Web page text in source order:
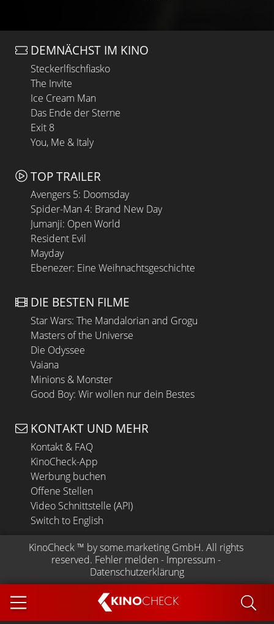
KINOCHECK
DEMNÄCHST IM KINO
Steckerlfischfiasko
The Invite
Ice Cream Man
Das Ende der Sterne
Exit 8
You, Me & Italy
TOP TRAILER
Avengers 5: Doomsday
Spider-Man 4: Brand New Day
Jumanji: Open World
Resident Evil
Mayday
Ebenezer: Eine Weihnachtsgeschichte
DIE BESTEN FILME
Star Wars: The Mandalorian and Grogu
Masters of the Universe
Die Odyssee
Vaiana
Minions & Monster
Good Boy: Wir wollen nur dein Bestes
KONTAKT UND MEHR
Kontakt & FAQ
KinoCheck-App
Werbung buchen
Offene Stellen
Video Schnittstelle (API)
Switch to English
KinoCheck ™ by some.marketing GmbH. All rights
reserved. Fehler melden - Impressum -
Datenschutzerklärung